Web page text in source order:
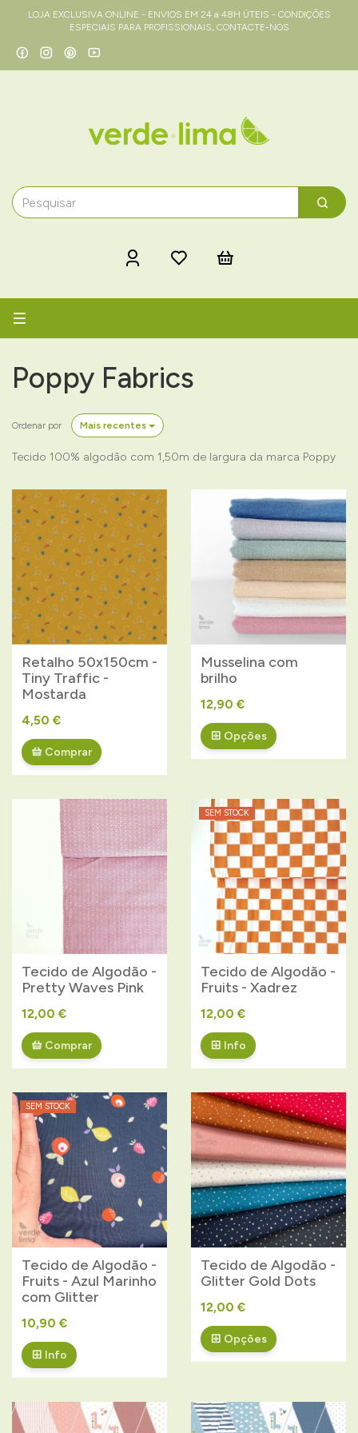
LOJA EXCLUSIVA ONLINE - ENVIOS EM 24 a 48H ÚTEIS - CONDIÇÕES
ESPECIAIS PARA PROFISSIONAIS, CONTACTE-NOS
Alternar
navegação
Poppy Fabrics
Ordenar por Mais recentes
Tecido 100% algodão com 1,50m de largura da marca Poppy
Retalho 50x150cm -
Tiny Traffic -
Mostarda
4,50 €
Comprar
Musselina com
brilho
12,90 €
Opções
Tecido de Algodão -
Pretty Waves Pink
12,00 €
Comprar
SEM STOCK
Tecido de Algodão -
Fruits - Xadrez
12,00 €
Info
SEM STOCK
Tecido de Algodão -
Fruits - Azul Marinho
com Glitter
10,90 €
Info
Tecido de Algodão -
Glitter Gold Dots
12,00 €
Opções